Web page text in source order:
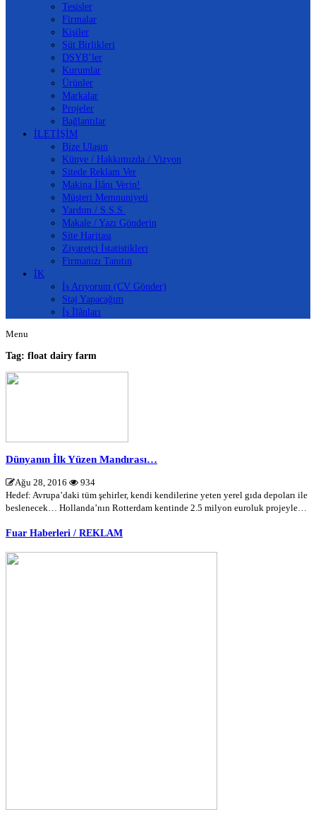
Tesisler
Firmalar
Kişiler
Süt Birlikleri
DSYB’ler
Kurumlar
Ürünler
Markalar
Projeler
Bağlantılar
İLETİŞİM
Bize Ulaşın
Künye / Hakkımızda / Vizyon
Sitede Reklam Ver
Makina İlânı Verin!
Müşteri Memnuniyeti
Yardım / S.S.S.
Makale / Yazı Gönderin
Site Haritası
Ziyaretçi İstatistikleri
Firmanızı Tanıtın
İK
İş Arıyorum (CV Gönder)
Staj Yapacağım
İş İlânları
Menu
Tag: float dairy farm
Dünyanın İlk Yüzen Mandırası…
Ağu 28, 2016
934
Hedef: Avrupa’daki tüm şehirler, kendi kendilerine yeten yerel gıda depoları ile
beslenecek… Hollanda’nın Rotterdam kentinde 2.5 milyon euroluk projeyle…
Fuar Haberleri / REKLAM